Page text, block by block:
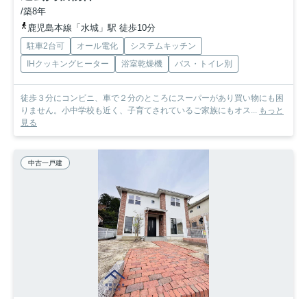
/築8年
鹿児島本線「水城」駅 徒歩10分
駐車2台可 オール電化
システムキッチン
IHクッキングヒーター
浴室乾燥機 バス・トイレ別
徒歩３分にコンビニ、車で２分のところにスーパーがあり買い物にも困
りません。小中学校も近く、子育てされているご家族にもオス... もっと
見る
中古一戸建